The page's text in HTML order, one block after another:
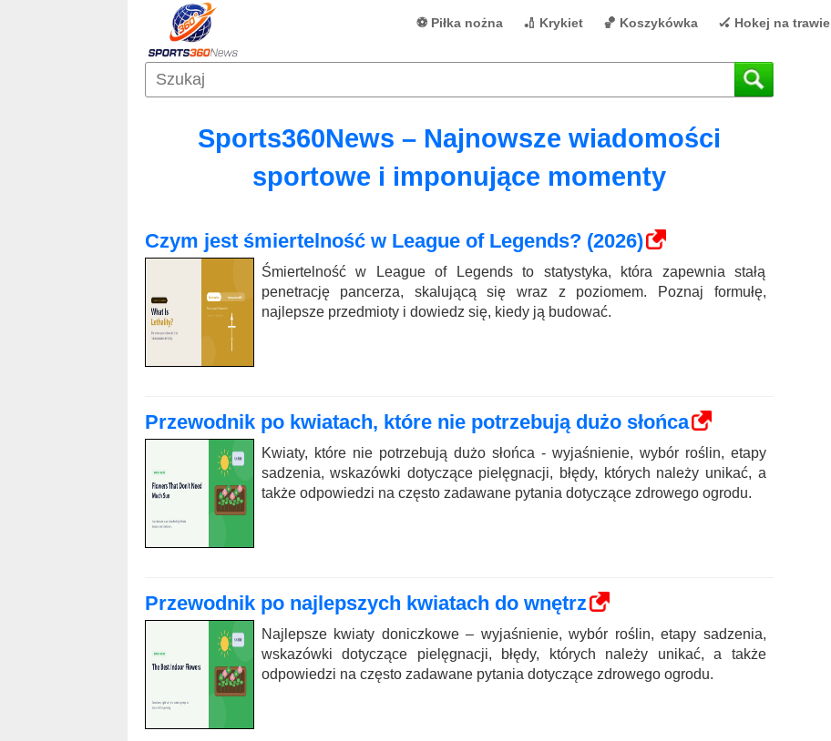
⚽ Piłka nożna 🏏 Krykiet 🏀 Koszykówka 🏑 Hokej na trawie
Sports360News – Najnowsze wiadomości
sportowe i imponujące momenty
Czym jest śmiertelność w League of Legends? (2026)
Śmiertelność w League of Legends to statystyka, która zapewnia stałą
penetrację pancerza, skalującą się wraz z poziomem. Poznaj formułę,
najlepsze przedmioty i dowiedz się, kiedy ją budować.
Przewodnik po kwiatach, które nie potrzebują dużo słońca
Kwiaty, które nie potrzebują dużo słońca - wyjaśnienie, wybór roślin, etapy
sadzenia, wskazówki dotyczące pielęgnacji, błędy, których należy unikać, a
także odpowiedzi na często zadawane pytania dotyczące zdrowego ogrodu.
Przewodnik po najlepszych kwiatach do wnętrz
Najlepsze kwiaty doniczkowe – wyjaśnienie, wybór roślin, etapy sadzenia,
wskazówki dotyczące pielęgnacji, błędy, których należy unikać, a także
odpowiedzi na często zadawane pytania dotyczące zdrowego ogrodu.